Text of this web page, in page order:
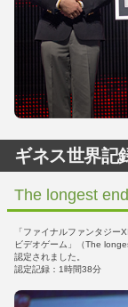
ギネス世界記
The longest
「ファイナルファンタジー
ビデオゲーム」（The
認定されました。
認定記録：1時間38分